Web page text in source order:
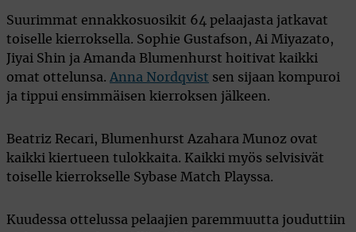
Suurimmat ennakkosuosikit 64 pelaajasta jatkavat
toiselle kierroksella. Sophie Gustafson, Ai Miyazato,
Jiyai Shin ja Amanda Blumenhurst hoitivat kaikki
omat ottelunsa. Anna Nordqvist sen sijaan kompuroi
ja tippui ensimmäisen kierroksen jälkeen.
Beatriz Recari, Blumenhurst Azahara Munoz ovat
kaikki kiertueen tulokkaita. Kaikki myös selvisivät
toiselle kierrokselle Sybase Match Playssa.
Kuudessa ottelussa pelaajien paremmuutta jouduttiin